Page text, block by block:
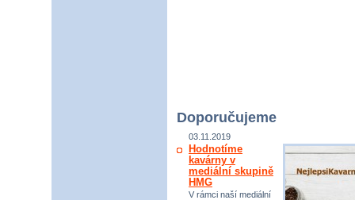
Doporučujeme
03.11.2019
Hodnotíme
kavárny v
mediální skupině
HMG
V rámci naší mediální